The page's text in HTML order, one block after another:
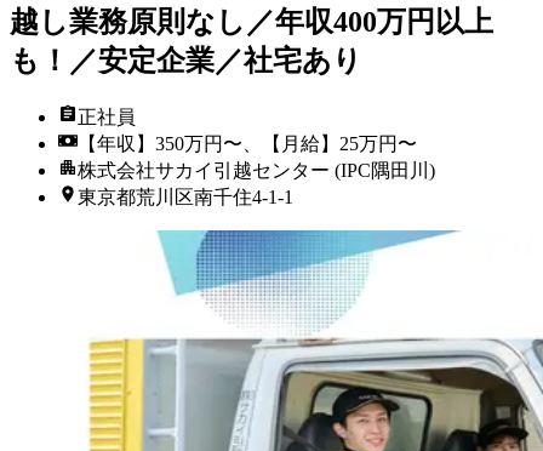
越し業務原則なし／年収400万円以上
も！／安定企業／社宅あり
正社員
【年収】350万円〜、【月給】25万円〜
株式会社サカイ引越センター (IPC隅田川)
東京都荒川区南千住4-1-1